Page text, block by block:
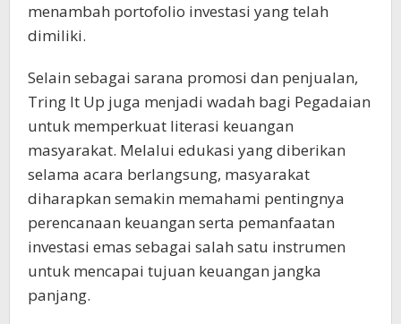
menambah portofolio investasi yang telah
dimiliki.
Selain sebagai sarana promosi dan penjualan,
Tring It Up juga menjadi wadah bagi Pegadaian
untuk memperkuat literasi keuangan
masyarakat. Melalui edukasi yang diberikan
selama acara berlangsung, masyarakat
diharapkan semakin memahami pentingnya
perencanaan keuangan serta pemanfaatan
investasi emas sebagai salah satu instrumen
untuk mencapai tujuan keuangan jangka
panjang.